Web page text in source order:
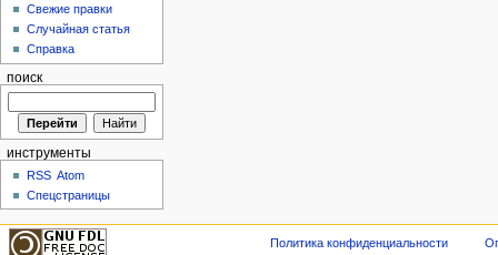
Свежие правки
Случайная статья
Справка
поиск
инструменты
RSS Atom
Спецстраницы
Политика конфиденциальности